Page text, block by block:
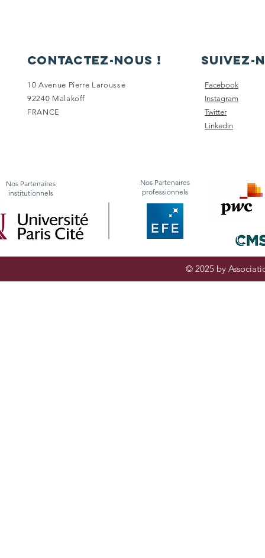
contactez-nous !
10 Avenue Pierre Larousse
92240 Malakoff
FRANCE
Suivez-
Facebook
Instagram
Twitter
Linkedin
Nos Partenaires
institutionnels
Nos Partenaires
professionnels
© 2025 by